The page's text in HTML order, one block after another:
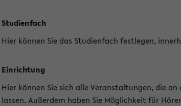
Studienfach
Hier können Sie das Studienfach festlegen,
Einrichtung
Hier können Sie sich alle Veranstaltungen, die
lassen. Außerdem haben Sie Möglichkeit für